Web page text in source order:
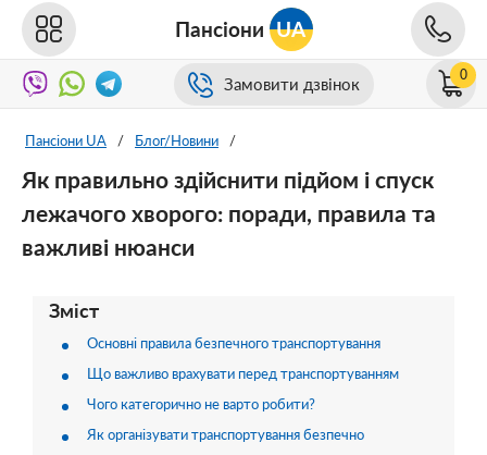
Пансіони UA
Замовити дзвінок 0
Пансіони UA / Блог/Новини /
Як правильно здійснити підйом і спуск
лежачого хворого: поради, правила та
важливі нюанси
Зміст
Основні правила безпечного транспортування
Що важливо врахувати перед транспортуванням
Чого категорично не варто робити?
Як організувати транспортування безпечно